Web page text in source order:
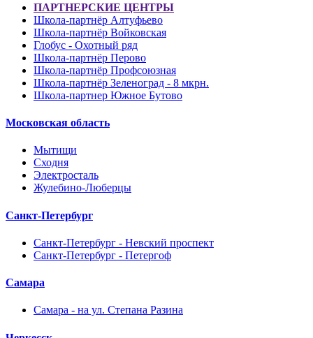
ПАРТНЕРСКИЕ ЦЕНТРЫ
Школа-партнёр Алтуфьево
Школа-партнёр Войковская
Глобус - Охотный ряд
Школа-партнёр Перово
Школа-партнёр Профсоюзная
Школа-партнёр Зеленоград - 8 мкрн.
Школа-партнер Южное Бутово
Московская область
Мытищи
Сходня
Электросталь
Жулебино-Люберцы
Санкт-Петербург
Санкт-Петербург - Невский проспект
Санкт-Петербург - Петергоф
Самара
Самара - на ул. Степана Разина